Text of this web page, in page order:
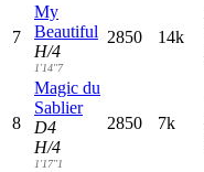
7
My
Beautiful
H/4
1'14"7
2850 14k
8
Magic du
Sablier
D4
H/4
1'17"1
2850 7k